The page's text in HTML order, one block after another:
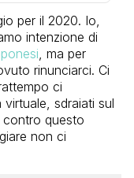
per il 2020. Io,
intenzione di
, ma per
rinunciarci. Ci
ci
sdraiati sul
questo
non ci